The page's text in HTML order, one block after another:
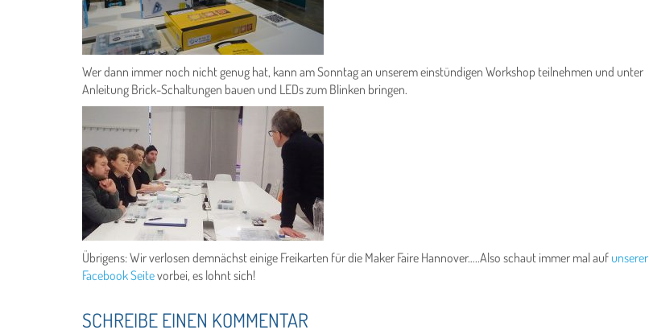
Wer dann immer noch nicht genug hat, kann am Sonntag an unserem einstündigen Workshop teilnehmen und unter
Anleitung Brick-Schaltungen bauen und LEDs zum Blinken bringen.
Übrigens: Wir verlosen demnächst einige Freikarten für die Maker Faire Hannover…..Also schaut immer mal auf unserer
Facebook Seitevorbei, es lohnt sich!
SCHREIBE EINEN KOMMENTAR